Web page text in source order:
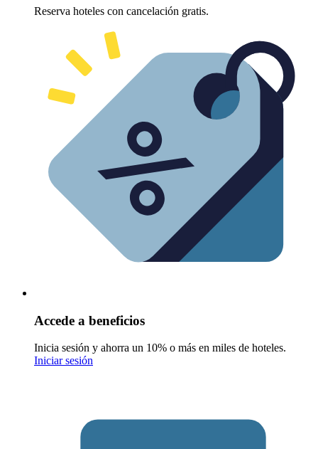
Reserva hoteles con cancelación gratis.
Accede a beneficios
Inicia sesión y ahorra un 10% o más en miles de hoteles.
Iniciar sesión